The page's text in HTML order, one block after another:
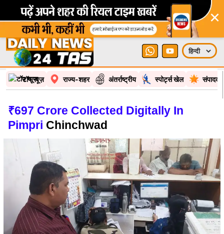
×
टॉप न्यूज़ राज्य-शहर अंतर्राष्ट्रीय स्पोर्ट्स खेल
₹697 Crore Collected Digitally In
Pimpri Chinchwad